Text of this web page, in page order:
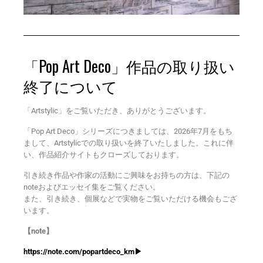
「Pop Art Deco」作品の取り扱い
終了について
「Artstylic」をご覧いただき、ありがとうございます。
「Pop Art Deco」シリーズにつきましては、2026年7月をもち
まして、Artstylicでの取り扱いを終了いたしました。これに伴
い、作品紹介サイトもクローズしております。
引き続き作品や作家の活動にご興味をお持ちの方は、下記の
noteおよびエッセイ集をご覧ください。
また、引き続き、個展などで実物をご覧いただける機会もござ
います。
【note】
https://note.com/popartdeco_km▶